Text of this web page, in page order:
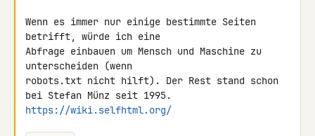
Wenn es immer nur einige bestimmte Seiten
betrifft, würde ich eine
Abfrage einbauen um Mensch und Maschine zu
unterscheiden (wenn
robots.txt nicht hilft). Der Rest stand schon
https://wiki.selfhtml.org/